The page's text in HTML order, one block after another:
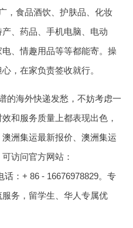
，食品酒饮、护肤品、化妆
、药品、手机电脑、电动
、情趣用品等等都能寄。操
，在家负责签收就行。
的海外快递发愁，不妨考虑一
和服务质量上都表现出色，
澳洲集运最新报价、 澳洲集运
访问官方网站：
话 ：+ 86 - 16676978829。专
务，留学生、华人专属优